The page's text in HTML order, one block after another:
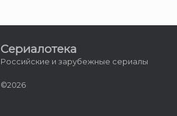
Сериалотека
Российские и зарубежные сериалы
©2026